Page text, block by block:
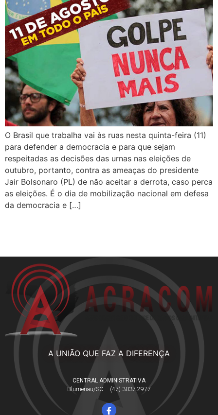
O Brasil que trabalha vai às ruas nesta quinta-feira (11)
para defender a democracia e para que sejam
respeitadas as decisões das urnas nas eleições de
outubro, portanto, contra as ameaças do presidente
Jair Bolsonaro (PL) de não aceitar a derrota, caso perca
as eleições. É o dia de mobilização nacional em defesa
da democracia e […]
A UNIÃO QUE FAZ A DIFERENÇA
CENTRAL ADMINISTRATIVA
Blumenau/SC – (47) 3037.2977